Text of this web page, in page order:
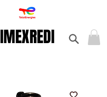
IMEXREDI
IMEXREDI